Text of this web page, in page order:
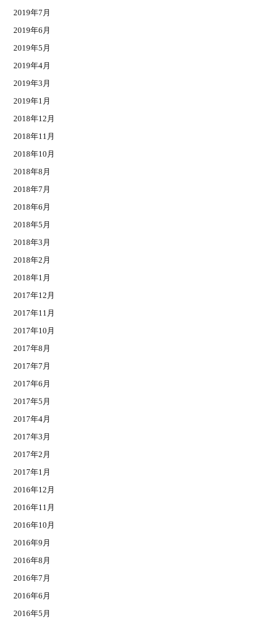
2019年7月
2019年6月
2019年5月
2019年4月
2019年3月
2019年1月
2018年12月
2018年11月
2018年10月
2018年8月
2018年7月
2018年6月
2018年5月
2018年3月
2018年2月
2018年1月
2017年12月
2017年11月
2017年10月
2017年8月
2017年7月
2017年6月
2017年5月
2017年4月
2017年3月
2017年2月
2017年1月
2016年12月
2016年11月
2016年10月
2016年9月
2016年8月
2016年7月
2016年6月
2016年5月